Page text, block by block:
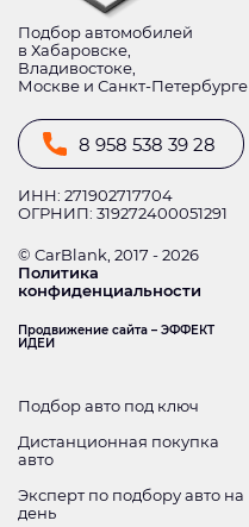
Подбор автомобилей
в Хабаровске,
Владивостоке,
Москве и Санкт-Петербурге
8 958 538 39 28
ИНН: 271902717704
ОГРНИП: 319272400051291
© CarBlank, 2017 - 2026
Политика
конфиденциальности
Продвижение сайта – ЭФФЕКТ
ИДЕИ
Подбор авто под ключ
Дистанционная покупка
авто
Эксперт по подбору авто на
день